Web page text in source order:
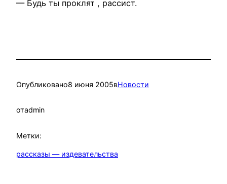
— Будь ты проклят , рассист.
Опубликовано8 июня 2005вНовости
отadmin
Метки:
рассказы — издевательства